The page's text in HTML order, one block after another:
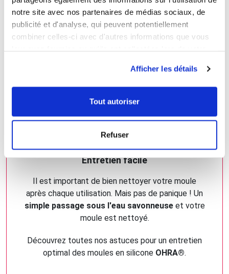
notre site avec nos partenaires de médias sociaux, de
publicité et d'analyse, qui peuvent potentiellement
combiner celles-ci avec d'autres informations que vous
Afficher les détails
Tout autoriser
Refuser
Entretien facile
Il est important de bien nettoyer votre moule
après chaque utilisation. Mais pas de panique ! Un
simple passage sous l'eau savonneuseet votre
moule est nettoyé.
Découvrez toutes nos astuces pour un entretien
optimal des moules en silicone OHRA®.